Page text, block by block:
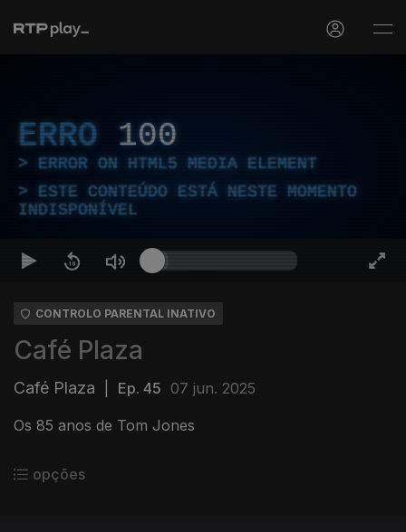
ERRO 100
ERROR ON HTML5 MEDIA ELEMENT
ESTE CONTEÚDO ESTÁ NESTE MOMENTO
INDISPONÍVEL
CONTROLO PARENTAL INATIVO
Café Plaza
Café Plaza Ep. 45 07 jun. 2025
Os 85 anos de Tom Jones
opções